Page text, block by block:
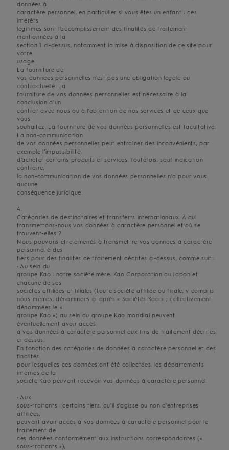
données à
caractère personnel, en particulier si vous êtes un enfant ; ces
intérêts
légitimes sont l'accomplissement des finalités de traitement
mentionnées à la
section 1 ci-dessus, notamment la mise à disposition de ce site pour
votre
usage.
La fourniture de
vos données personnelles n'est pas une obligation légale ou
contractuelle. La
fourniture de vos données personnelles est nécessaire à la
conclusion d'un
contrat avec nous ou à l’obtention de nos services et de ceux que
vous
souhaitez. La fourniture de vos données personnelles est facultative.
La non-communication
de vos données personnelles peut entraîner des inconvénients, par
exemple l’impossibilité
d’acheter certains produits et services. Toutefois, sauf indication
contraire,
la non-communication de vos données personnelles n'a pour vous
aucune
conséquence juridique.
4.
Catégories de destinataires et transferts internationaux. À qui
transmettons-nous vos données à caractère personnel et où se
trouvent-elles ?
Nous pouvons être amenés à transmettre vos données à caractère
personnel à des
tiers pour des finalités de traitement décrites ci-dessus, comme suit :
• Au sein du
groupe Kao : notre société mère, Kao Corporation au Japon et
chacune de ses
sociétés affiliées et filiales (toute société affiliée ou filiale, y compris
nous-mêmes, dénommées ci-après « Sociétés Kao » ; collectivement
dénommées le «
groupe Kao ») au sein du groupe Kao mondial peuvent
éventuellement avoir accès
à vos données à caractère personnel aux fins de traitement décrites
ci-dessus.
En fonction des catégories de données à caractère personnel et des
finalités
pour lesquelles ces données ont été collectées, les départements
internes de la
société Kao peuvent recevoir vos données à caractère personnel.
• Aux
sous-traitants : certains tiers, qu'il s'agisse ou non d'entreprises
affiliées,
peuvent avoir accès à vos données à caractère personnel pour le
traitement de
ces données conformément aux instructions correspondantes («
sous-traitants »),